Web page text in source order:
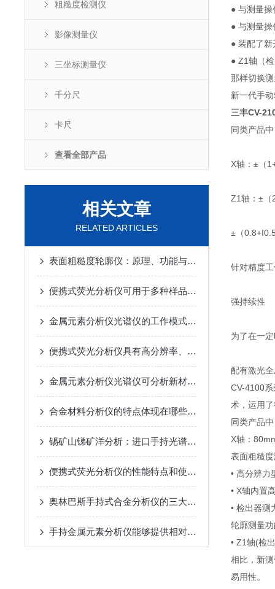
粗糙度检测仪
影像测量仪
三坐标测量仪
千分尺
卡尺
查看全部产品
相关文章
RELATED ARTICLES
表面粗糙度轮廓仪：原理、功能与应用
便携式荧光分析仪可用于多种样品类型的分析
金属元素分析仪光谱仪的工作模式详细介绍
便携式荧光分析仪具有高分辨率、高灵敏度的特点
金属元素分析仪光谱仪可分析新材料中的元素的精确含量
合金材料分析仪的特点体现在哪些方面？
锡矿山锑矿洋分析：进口手持光谱仪专治锑砷不分家的老毛病
便携式荧光分析仪的性能特点和使用注意事项
奥林巴斯手持式合金分析仪的三大优势
手持金属元素分析仪能够提供相对准确的元素成分数据
● 与测量
● 与测量
● 装配了
● Z1轴（
那样切换
新一代手
三丰CV-
同类产品
X轴：±（
Z1轴：±（
±（
针对精度
强持续性
为了在一
配有激光
CV-4100
术，运用
同类产品
X轴：
表面粗糙
• 高分辨力
• X轴内置
• 检出器测
轮廓测量
• Z1轴(检
相比，新
易用性。